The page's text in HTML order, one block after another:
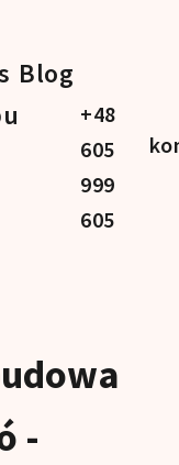
Blog
+48
605
999
605
-